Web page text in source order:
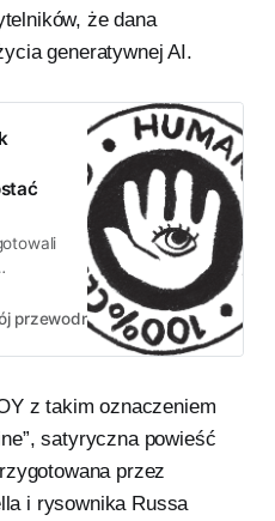
że dana
generatywnej AI.
przewodnik po świecie komiksów!
z takim oznaczeniem
satyryczna powieść
przez
i rysownika Russa